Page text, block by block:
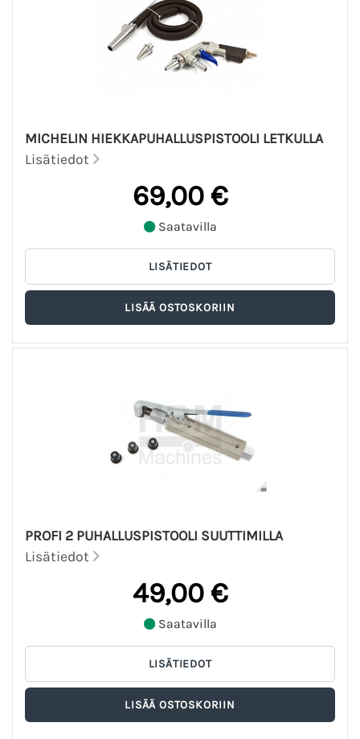
MICHELIN HIEKKAPUHALLUSPISTOOLI LETKULLA
Lisätiedot
69,00 €
Saatavilla
PROFI 2 PUHALLUSPISTOOLI SUUTTIMILLA
Lisätiedot
49,00 €
Saatavilla